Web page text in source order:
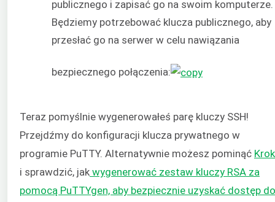
publicznego i zapisać go na swoim komputerze.
Będziemy potrzebować klucza publicznego, aby
przesłać go na serwer w celu nawiązania
bezpiecznego połączenia:
Teraz pomyślnie wygenerowałeś parę kluczy SSH!
Przejdźmy do konfiguracji klucza prywatnego w
programie PuTTY. Alternatywnie możesz pominąć
i sprawdzić, jak wygenerować zestaw kluczy RSA za
pomocą PuTTYgen, aby bezpiecznie uzyskać dostęp do